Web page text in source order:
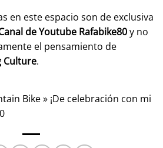
en este espacio son de exclusiva
de Youtube Rafabike80y no
el pensamiento de
Culture.
Bike» ¡De celebración con mi